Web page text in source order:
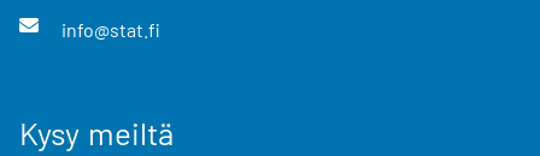
info@stat.fi
Kysy meiltä